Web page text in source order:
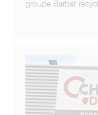
groupe Barbat